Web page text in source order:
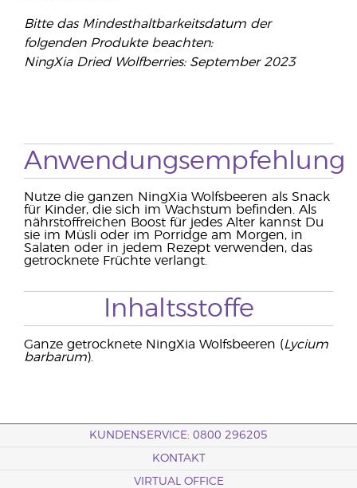
Bitte das Mindesthaltbarkeitsdatum der
folgenden Produkte beachten:
NingXia Dried Wolfberries: September 2023
Anwendungsempfehlung
Nutze die ganzen NingXia Wolfsbeeren als Snack
für Kinder, die sich im Wachstum befinden. Als
nährstoffreichen Boost für jedes Alter kannst Du
sie im Müsli oder im Porridge am Morgen, in
Salaten oder in jedem Rezept verwenden, das
getrocknete Früchte verlangt.
Inhaltsstoffe
Ganze getrocknete NingXia Wolfsbeeren (Lycium
barbarum).
KUNDENSERVICE: 0800 296205
KONTAKT
VIRTUAL OFFICE